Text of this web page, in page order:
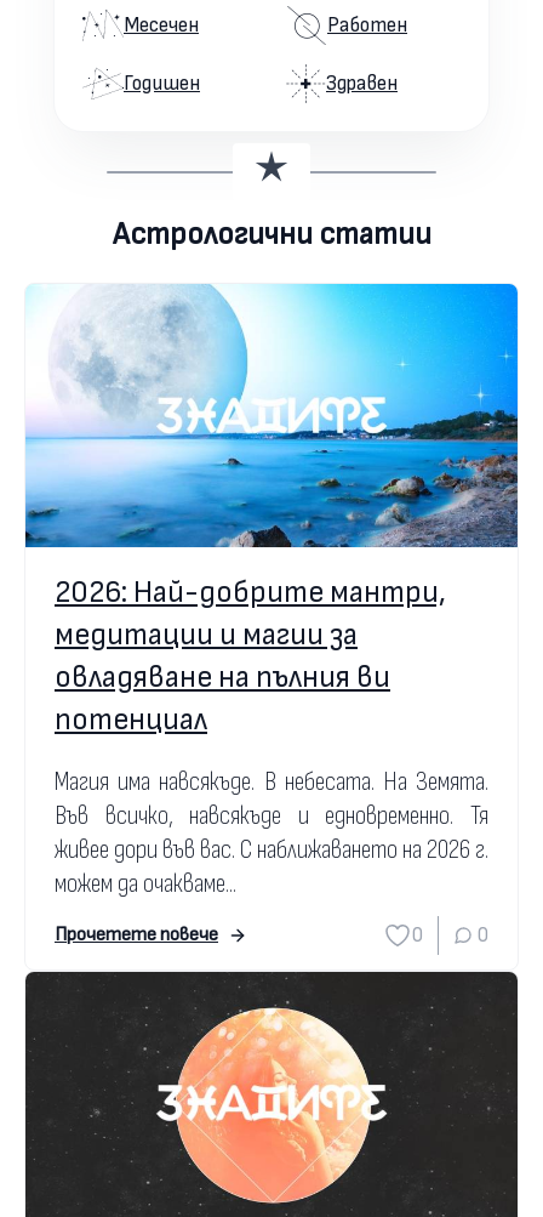
Месечен
Годишен
Работен
Здравен
Астрологични статии
2026: Най-добрите мантри,
медитации и магии за
овладяване на пълния ви
потенциал
Магия има навсякъде. В небесата. На Земята.
Във всичко, навсякъде и едновременно. Тя
живее дори във вас. С наближаването на 2026 г.
можем да очакваме...
Прочетете повече 0 0